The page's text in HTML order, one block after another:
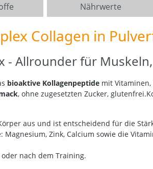
Nährwerte
Collagen in
- Allrounder für
bioaktive Kollagenpeptide mit
, ohne zugesetzten Zucker,
aus und ist entscheidend für die
Zink, Calcium sowie die
nach dem Training.